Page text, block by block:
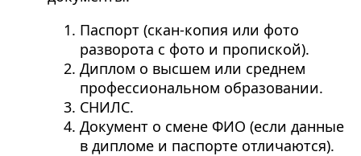
Паспорт (скан-копия или фото
разворота с фото и пропиской).
Диплом о высшем или среднем
профессиональном образовании.
СНИЛС.
Документ о смене ФИО (если данные
в дипломе и паспорте отличаются).